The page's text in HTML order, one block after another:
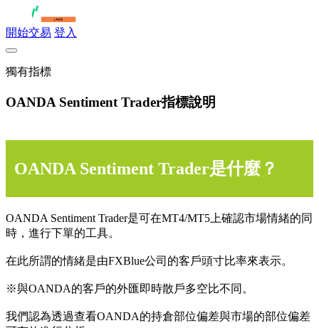
開始交易 登入
獨有指標
OANDA Sentiment Trader指標說明
OANDA Sentiment Trader是什麼？
OANDA Sentiment Trader是可在MT4/MT5上確認市場情緒的同
時，進行下單的工具。
在此所謂的情緒是由FXBlue公司的客戶頭寸比率來表示。
※與OANDA的客戶的外匯即時散戶多空比不同。
我們認為透過查看OANDA的持倉部位偏差與市場的部位偏差